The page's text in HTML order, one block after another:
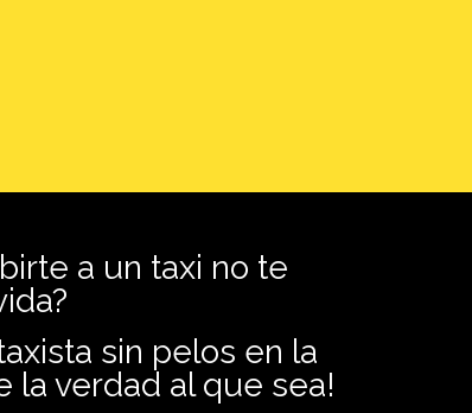
a un taxi no te
sin pelos en la
la verdad al que sea!